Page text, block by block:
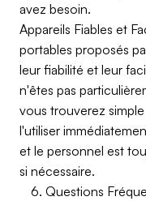
avez besoin.
Appareils Fiables et
portables proposés
leur fiabilité et leur
n'êtes pas
vous trouverez
l'utiliser
et le personnel est
si nécessaire.
Questions